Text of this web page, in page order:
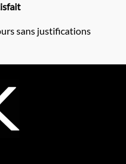
sans justifications